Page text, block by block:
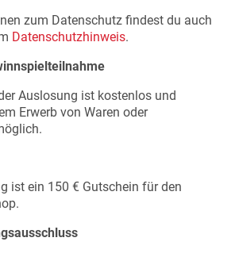
zum Datenschutz findest du auch
Datenschutzhinweis.
Auslosung ist kostenlos und
Erwerb von Waren oder
ist ein 150 € Gutschein für den